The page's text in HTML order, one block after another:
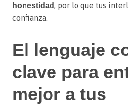
honestidad, por lo que tus
confianza.
El lenguaje
clave para
mejor a tus